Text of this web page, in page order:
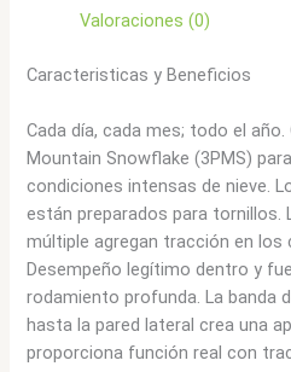
Valoraciones (0)
Caracteristicas y Beneficios
Cada día, cada mes; todo el
Mountain Snowflake (3PMS)
condiciones intensas de nieve.
están preparados para tornillos.
múltiple agregan tracción en los
Desempeño legítimo dentro y
rodamiento profunda. La banda
hasta la pared lateral crea una
proporciona función real con